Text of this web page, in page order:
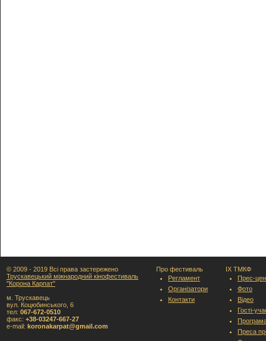
© 2009 - 2019 Всі права застережено
Трускавецький міжнародний кінофестиваль
"Корона Карпат"
м. Трускавець
вул. Коцюбинського, 6
тел: 067-672-0510
факс: +38-03247-667-27
e-mail: koronakarpat@gmail.com
Про фестиваль
Регламент
Організатори
Контакти
IX ТМКФ
Прес-
Фото
Відео
Гості-
Преса